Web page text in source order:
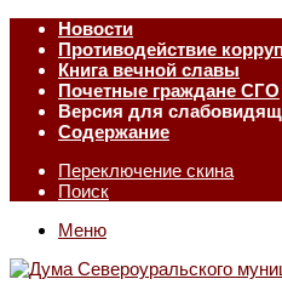
Новости
Противодействие
Книга вечной славы
Почетные граждане СГО
Версия для
Содержание
Переключение скина
Поиск
Меню